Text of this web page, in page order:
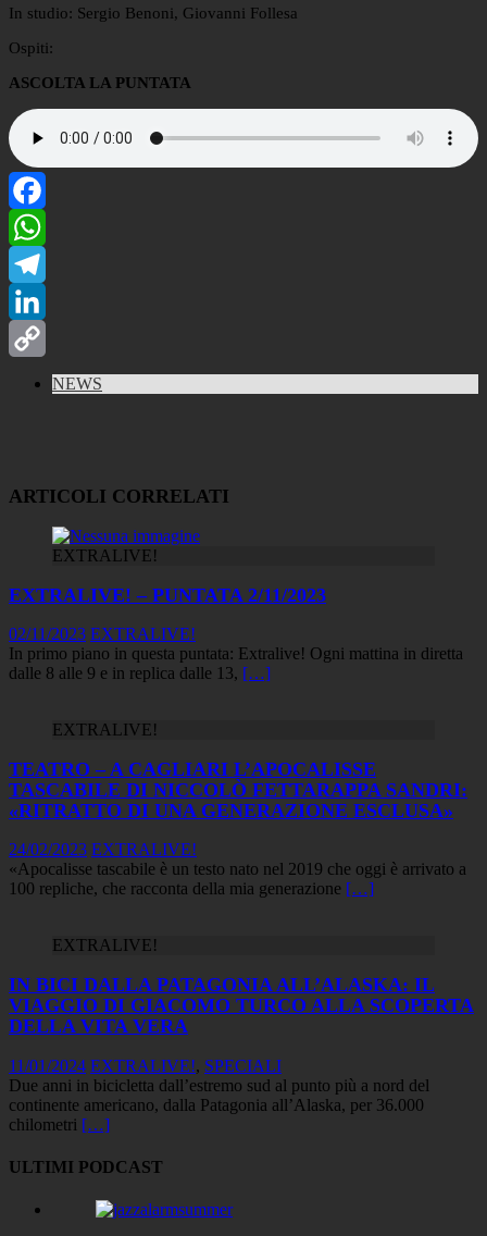
In studio: Sergio Benoni, Giovanni Follesa
Ospiti:
ASCOLTA LA PUNTATA
Facebook
WhatsApp
Telegram
LinkedIn
NEWS
ARTICOLI CORRELATI
EXTRALIVE!
EXTRALIVE! – PUNTATA 2/11/2023
02/11/2023 EXTRALIVE!
In primo piano in questa puntata: Extralive! Ogni mattina in diretta
dalle 8 alle 9 e in replica dalle 13, […]
EXTRALIVE!
TEATRO – A CAGLIARI L’APOCALISSE
TASCABILE DI NICCOLÒ FETTARAPPA SANDRI:
«RITRATTO DI UNA GENERAZIONE ESCLUSA»
24/02/2023 EXTRALIVE!
«Apocalisse tascabile è un testo nato nel 2019 che oggi è arrivato a
100 repliche, che racconta della mia generazione […]
EXTRALIVE!
IN BICI DALLA PATAGONIA ALL’ALASKA: IL
VIAGGIO DI GIACOMO TURCO ALLA SCOPERTA
DELLA VITA VERA
11/01/2024 EXTRALIVE!, SPECIALI
Due anni in bicicletta dall’estremo sud al punto più a nord del
continente americano, dalla Patagonia all’Alaska, per 36.000
chilometri […]
ULTIMI PODCAST